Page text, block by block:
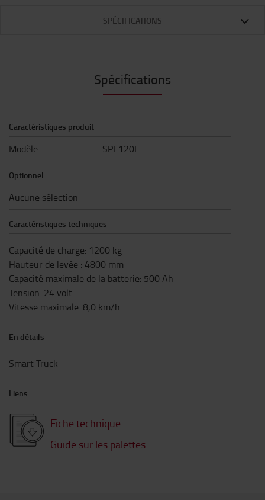
SPÉCIFICATIONS
Spécifications
Caractéristiques produit
Modèle SPE120L
Optionnel
Aucune sélection
Caractéristiques techniques
Capacité de charge: 1200 kg
Hauteur de levée : 4800 mm
Capacité maximale de la batterie: 500 Ah
Tension: 24 volt
Vitesse maximale: 8,0 km/h
En détails
Smart Truck
Liens
Fiche technique
Guide sur les palettes